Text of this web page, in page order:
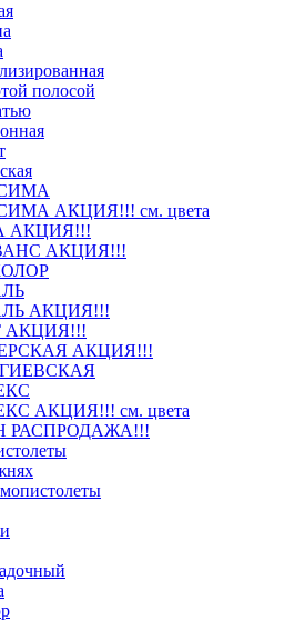
полосой
АКЦИЯ!!! см. цвета
АКЦИЯ!!!
АКЦИЯ!!!
АКЦИЯ!!!
АКЦИЯ!!!
АКЦИЯ!!!
АКЦИЯ!!! см. цвета
РАСПРОДАЖА!!!